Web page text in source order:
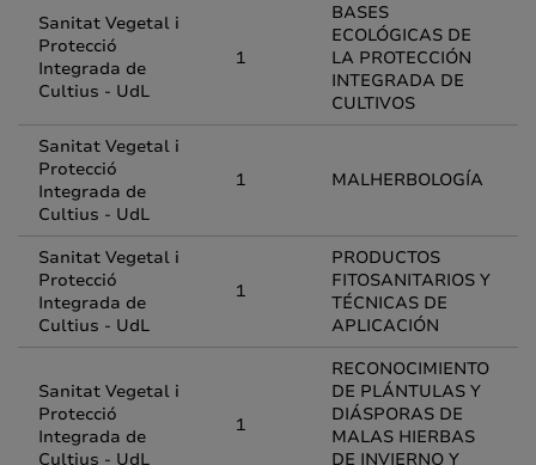
Sanitat Vegetal i
Protecció
Integrada de
Cultius - UdL
1
BASES
ECOLÓGICAS DE
LA PROTECCIÓN
INTEGRADA DE
CULTIVOS
Sanitat Vegetal i
Protecció
Integrada de
Cultius - UdL
1 MALHERBOLOGÍA
Sanitat Vegetal i
Protecció
Integrada de
Cultius - UdL
1
PRODUCTOS
FITOSANITARIOS Y
TÉCNICAS DE
APLICACIÓN
Sanitat Vegetal i
Protecció
Integrada de
Cultius - UdL
1
RECONOCIMIENTO
DE PLÁNTULAS Y
DIÁSPORAS DE
MALAS HIERBAS
DE INVIERNO Y